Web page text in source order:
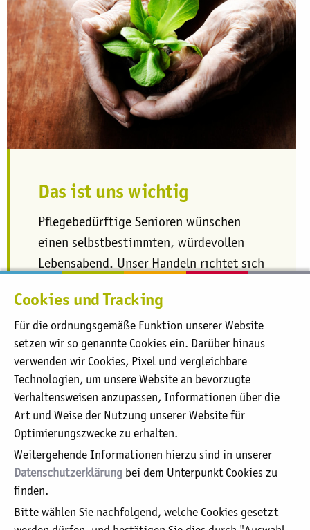
Das ist uns wichtig
​Pflegebedürftige Senioren wünschen
einen selbstbestimmten, würdevollen
Lebensabend. Unser Handeln richtet sich
Bedürfnissen der Menschen, die unsere
Hilfe benötigen.
Sie befinden sich hier: Aktuelle Stellenangebote
Unser Leitbild
Organigramm
Aufsichtsrat / Kuratorium
Geschäftsführung / Verwaltung
Beauftrager für Medizinproduktesicherheit
Cookies und Tracking
Für die ordnungsgemäße Funktion unserer Website
setzen wir so genannte Cookies ein. Darüber hinaus
verwenden wir Cookies, Pixel und vergleichbare
Technologien, um unsere Website an bevorzugte
Verhaltensweisen anzupassen, Informationen über die
Art und Weise der Nutzung unserer Website für
Optimierungszwecke zu erhalten.
Weitergehende Informationen hierzu sind in unserer
Datenschutzerklärung bei dem Unterpunkt Cookies zu
finden.
Bitte wählen Sie nachfolgend, welche Cookies gesetzt